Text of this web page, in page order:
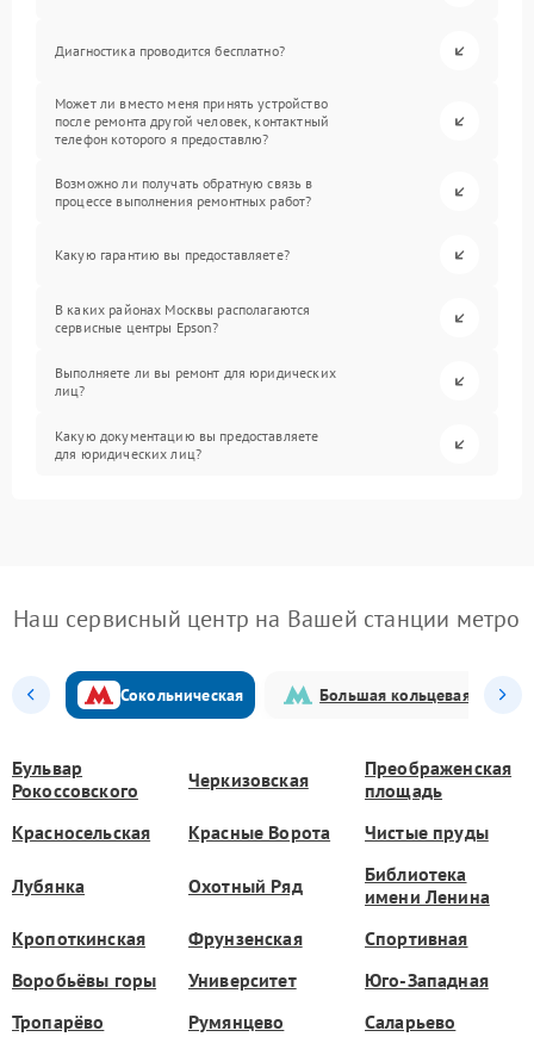
Диагностика проводится бесплатно?
Может ли вместо меня принять устройство
после ремонта другой человек, контактный
телефон которого я предоставлю?
Возможно ли получать обратную связь в
процессе выполнения ремонтных работ?
Какую гарантию вы предоставляете?
В каких районах Москвы располагаются
сервисные центры Epson?
Выполняете ли вы ремонт для юридических
лиц?
Какую документацию вы предоставляете
для юридических лиц?
Наш сервисный центр на Вашей станции метро
Сокольническая Большая кольцевая
Бульвар
Рокоссовского
Черкизовская
Преображенская
площадь
Красносельская
Красные Ворота Чистые пруды
Лубянка Охотный Ряд
Библиотека
имени Ленина
Кропоткинская
Фрунзенская
Спортивная
Воробьёвы горы
Университет
Юго-Западная
Тропарёво
Румянцево Саларьево